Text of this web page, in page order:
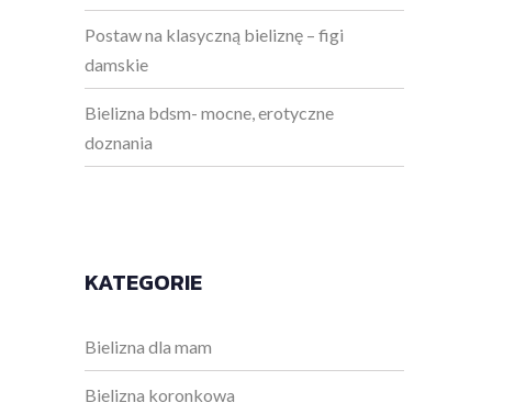
Postaw na klasyczną bieliznę – figi
damskie
Bielizna bdsm- mocne, erotyczne
doznania
KATEGORIE
Bielizna dla mam
Bielizna koronkowa